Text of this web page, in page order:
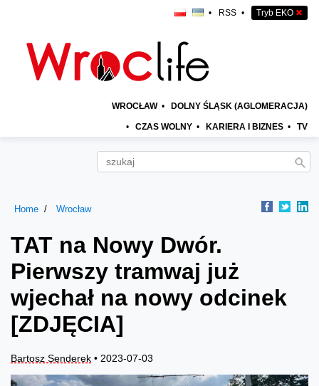
• RSS • Tryb EKO ✖
WROCŁAW • DOLNY ŚLĄSK (AGLOMERACJA)
• CZAS WOLNY • KARIERA I BIZNES • TV
Home Wrocław
TAT na Nowy Dwór.
Pierwszy tramwaj już
wjechał na nowy odcinek
[ZDJĘCIA]
Bartosz Senderek • 2023-07-03